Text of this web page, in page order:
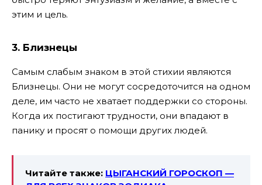
этим и цель.
3. Близнецы
Самым слабым знаком в этой стихии являются
Близнецы. Они не могут сосредоточится на одном
деле, им часто не хватает поддержки со стороны.
Когда их постигают трудности, они впадают в
панику и просят о помощи других людей.
Читайте также: ЦЫГАНСКИЙ ГОРОСКОП —